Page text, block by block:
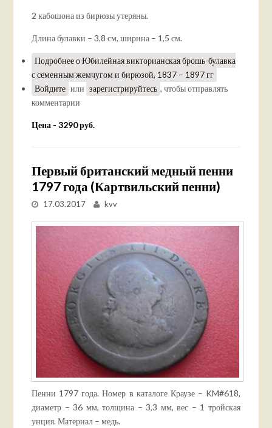
2 кабошона из бирюзы утеряны.
Длина булавки – 3,8 см, ширина – 1,5 см.
Подробнеео Юбилейная викторианская брошь-булавка
с семенным жемчугом и бирюзой, 1837 – 1897 гг
Войдите или зарегистрируйтесь , чтобы отправлять
комментарии
Цена - 3290 руб.
Первый британский медный пенни
1797 года (Картвильский пенни)
17.03.2017 kvv
Пенни 1797 года. Номер в каталоге Краузе – KM#618,
диаметр – 36 мм, толщина – 3,3 мм, вес – 1 тройская
унция. Материал – медь.